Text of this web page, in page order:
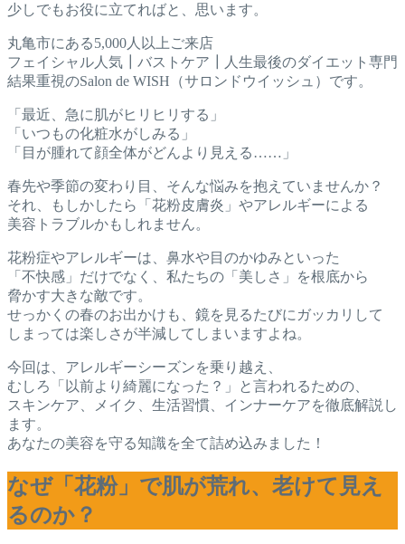
少しでもお役に立てればと、思います。
丸亀市にある5,000人以上ご来店
フェイシャル人気┃バストケア┃人生最後のダイエット専門
結果重視のSalon de WISH（サロンドウイッシュ）です。
「最近、急に肌がヒリヒリする」
「いつもの化粧水がしみる」
「目が腫れて顔全体がどんより見える……」
春先や季節の変わり目、そんな悩みを抱えていませんか？
それ、もしかしたら「花粉皮膚炎」やアレルギーによる
美容トラブルかもしれません。
花粉症やアレルギーは、鼻水や目のかゆみといった
「不快感」だけでなく、私たちの「美しさ」を根底から
脅かす大きな敵です。
せっかくの春のお出かけも、鏡を見るたびにガッカリして
しまっては楽しさが半減してしまいますよね。
今回は、アレルギーシーズンを乗り越え、
むしろ「以前より綺麗になった？」と言われるための、
スキンケア、メイク、生活習慣、インナーケアを徹底解説し
ます。
あなたの美容を守る知識を全て詰め込みました！
なぜ「花粉」で肌が荒れ、老けて見え
るのか？